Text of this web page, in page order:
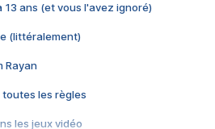
13 ans (et vous l'avez ignoré)
(littéralement)
Rayan
toutes les règles
les jeux vidéo